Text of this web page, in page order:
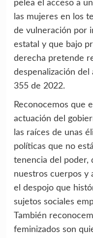
pelea el acceso a
las mujeres en los
de vulneración por
estatal y que bajo
derecha pretende
despenalización
355 de 2022.
Reconocemos que
actuación del
las raíces de unas
políticas que no
tenencia del poder,
nuestros cuerpos y
el despojo que
sujetos sociales
También
feminizados son